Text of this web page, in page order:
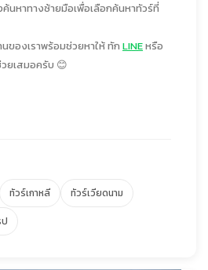
นหาทางซ้ายมือเพื่อเลือกค้นหาทัวร์ที่
นของเราพร้อมช่วยหาให้ ทัก LINEหรือ
ยเสมอครับ 😊
ทัวร์เกาหลี
ทัวร์เวียดนาม